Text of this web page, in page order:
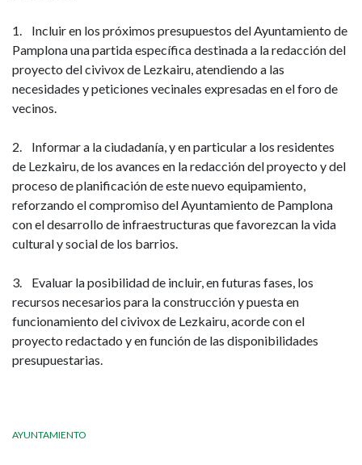
1. Incluir en los próximos presupuestos del Ayuntamiento de
Pamplona una partida específica destinada a la redacción del
proyecto del civivox de Lezkairu, atendiendo a las
necesidades y peticiones vecinales expresadas en el foro de
vecinos.
2. Informar a la ciudadanía, y en particular a los residentes
de Lezkairu, de los avances en la redacción del proyecto y del
proceso de planificación de este nuevo equipamiento,
reforzando el compromiso del Ayuntamiento de Pamplona
con el desarrollo de infraestructuras que favorezcan la vida
cultural y social de los barrios.
3. Evaluar la posibilidad de incluir, en futuras fases, los
recursos necesarios para la construcción y puesta en
funcionamiento del civivox de Lezkairu, acorde con el
proyecto redactado y en función de las disponibilidades
presupuestarias.
AYUNTAMIENTO